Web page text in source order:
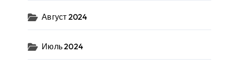
Август 2024
Июль 2024